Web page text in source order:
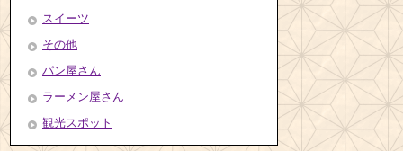
スイーツ
その他
パン屋さん
ラーメン屋さん
観光スポット